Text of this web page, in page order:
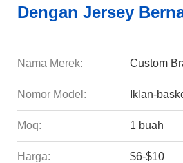
Dengan Jersey
Nama Merek: Custom
Nomor Model: Iklan-
Moq: 1 buah
Harga: $6-$10